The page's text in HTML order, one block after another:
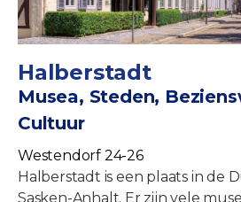
Halberstadt
Musea, Steden,
Cultuur
Westendorf 24-26
Halberstadt is een plaats in de
Sasken-Anhalt. Er zijn vele